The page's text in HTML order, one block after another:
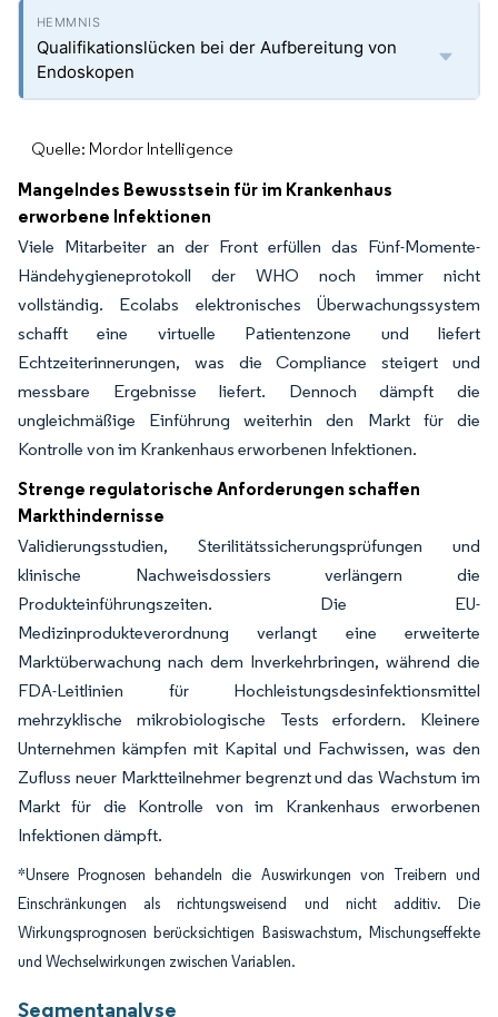
Qualifikationslücken bei der Aufbereitung von
Endoskopen
Quelle: Mordor Intelligence
Mangelndes Bewusstsein für im Krankenhaus
erworbene Infektionen
Viele Mitarbeiter an der Front erfüllen das Fünf-Momente-
Händehygieneprotokoll der WHO noch immer nicht
vollständig. Ecolabs elektronisches Überwachungssystem
schafft eine virtuelle Patientenzone und liefert
Echtzeiterinnerungen, was die Compliance steigert und
messbare Ergebnisse liefert. Dennoch dämpft die
ungleichmäßige Einführung weiterhin den Markt für die
Kontrolle von im Krankenhaus erworbenen Infektionen.
Strenge regulatorische Anforderungen schaffen
Markthindernisse
Validierungsstudien, Sterilitätssicherungsprüfungen und
klinische Nachweisdossiers verlängern die
Produkteinführungszeiten. Die EU-
Medizinprodukteverordnung verlangt eine erweiterte
Marktüberwachung nach dem Inverkehrbringen, während die
FDA-Leitlinien für Hochleistungsdesinfektionsmittel
mehrzyklische mikrobiologische Tests erfordern. Kleinere
Unternehmen kämpfen mit Kapital und Fachwissen, was den
Zufluss neuer Marktteilnehmer begrenzt und das Wachstum im
Markt für die Kontrolle von im Krankenhaus erworbenen
Infektionen dämpft.
*Unsere Prognosen behandeln die Auswirkungen von Treibern und
Einschränkungen als richtungsweisend und nicht additiv. Die
Wirkungsprognosen berücksichtigen Basiswachstum, Mischungseffekte
und Wechselwirkungen zwischen Variablen.
Segmentanalyse